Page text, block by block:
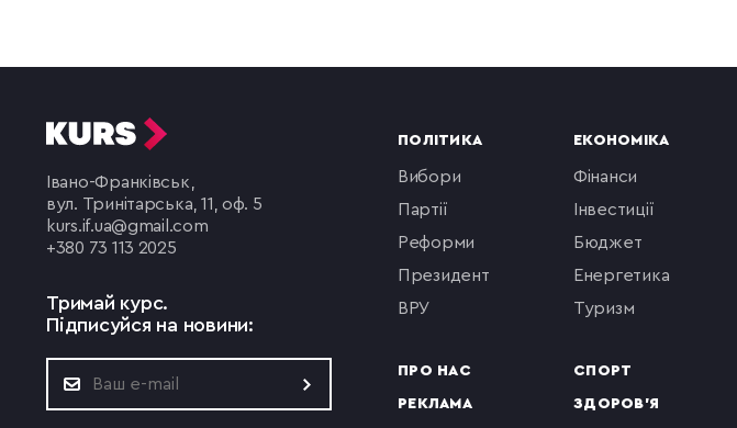
Івано-Франківськ,
вул. Тринітарська, 11, оф. 5
kurs.if.ua@gmail.com
+380 73 113 2025
Тримай курс.
Підписуйся на новини:
ПОЛІТИКА
вибори
партії
реформи
президент
ВРУ
ПРО НАС
РЕКЛАМА
ЕКОНОМІКА
фінанси
інвестиції
бюджет
енергетика
туризм
СПОРТ
ЗДОРОВ'Я